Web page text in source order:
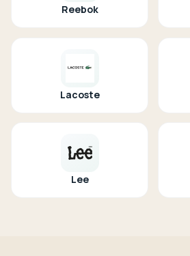
Reebok
Lacoste
Lee